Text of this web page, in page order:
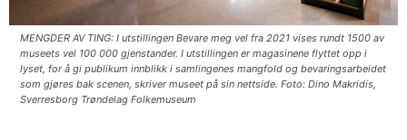
MENGDER AV TING: I utstillingen Bevare meg vel fra 2021 vises rundt 1500 av
museets vel 100 000 gjenstander. I utstillingen er magasinene flyttet opp i
lyset, for å gi publikum innblikk i samlingenes mangfold og bevaringsarbeidet
som gjøres bak scenen, skriver museet på sin nettside. Foto: Dino Makridis,
Sverresborg Trøndelag Folkemuseum